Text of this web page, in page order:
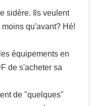
sidère. Ils veulent
qu'avant? Hé!
équipements en
de s'acheter sa
de "quelques"